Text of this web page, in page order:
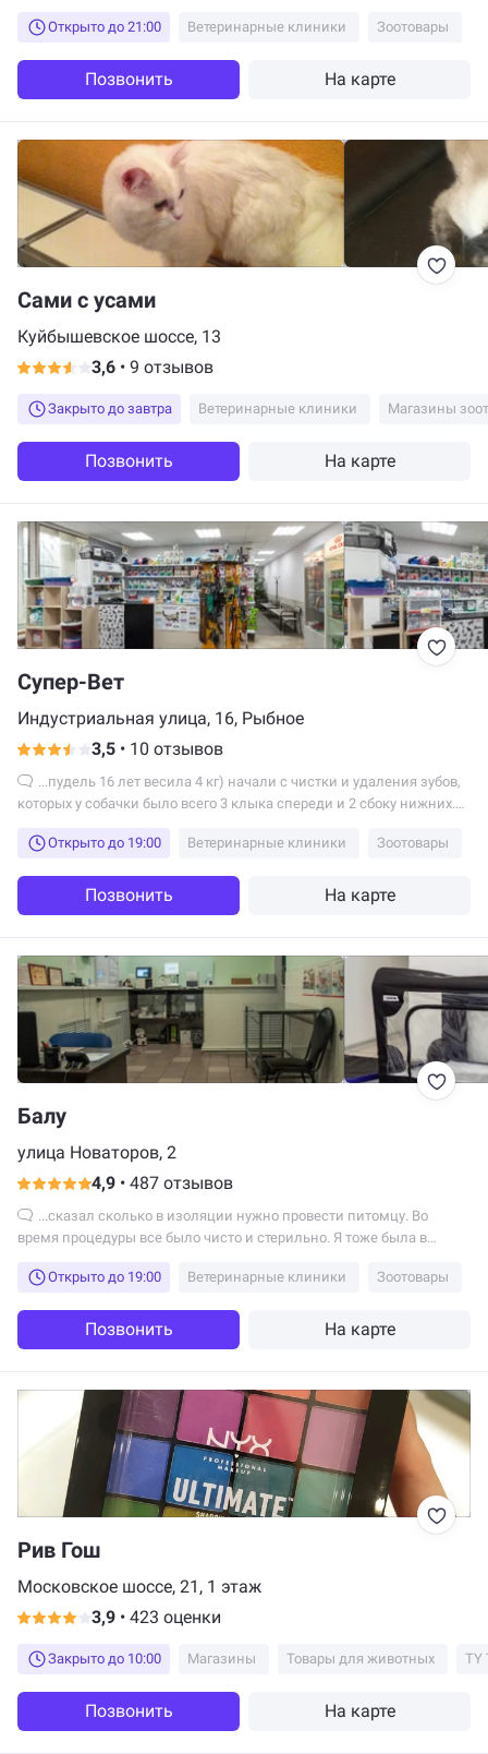
Открыто до 21:00 Ветеринарные клиники Зоотовары
Позвонить На карте
Сами с усами
Куйбышевское шоссе, 13
3,6 • 9 отзывов
Закрыто до завтра Ветеринарные клиники Магазины
Позвонить На карте
Супер-Вет
Индустриальная улица, 16, Рыбное
3,5 • 10 отзывов
которых у собачки было всего 3 клыка спереди и 2 сбоку нижних.
Открыто до 19:00
Ветеринарные клиники Зоотовары
Позвонить На карте
Балу
улица Новаторов, 2
4,9 • 487 отзывов
время процедуры все было чисто и стерильно. Я тоже была в
Открыто до 19:00
Ветеринарные клиники Зоотовары
Позвонить На карте
Рив Гош
Московское шоссе, 21, 1 этаж
3,9 • 423 оценки
Закрыто до 10:00 Магазины Товары для животных TY
Позвонить На карте